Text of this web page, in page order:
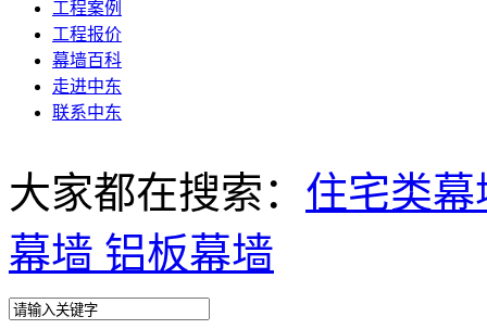
工程案例
工程报价
幕墙百科
走进中东
联系中东
大家都在搜索： 住宅类幕
幕墙 铝板幕墙